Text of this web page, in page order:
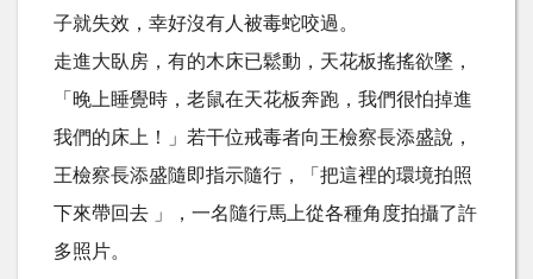
子就失效，幸好沒有人被毒蛇咬過。
走進大臥房，有的木床已鬆動，天花板搖搖欲墜，
「晚上睡覺時，老鼠在天花板奔跑，我們很怕掉進
我們的床上！」若干位戒毒者向王檢察長添盛說，
王檢察長添盛隨即指示隨行，「把這裡的環境拍照
下來帶回去 」，一名隨行馬上從各種角度拍攝了許
多照片。